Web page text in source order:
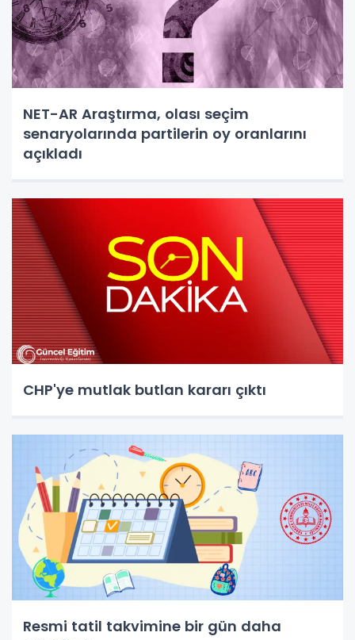
NET-AR Araştırma, olası seçim
senaryolarında partilerin oy oranlarını
açıkladı
CHP'ye mutlak butlan kararı çıktı
Resmi tatil takvimine bir gün daha